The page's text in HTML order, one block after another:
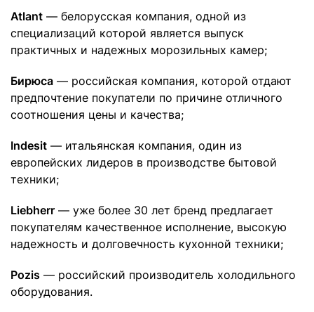
Atlant — белорусская компания, одной из
специализаций которой является выпуск
практичных и надежных морозильных камер;
Бирюса — российская компания, которой отдают
предпочтение покупатели по причине отличного
соотношения цены и качества;
Indesit — итальянская компания, один из
европейских лидеров в производстве бытовой
техники;
Liebherr — уже более 30 лет бренд предлагает
покупателям качественное исполнение, высокую
надежность и долговечность кухонной техники;
Pozis — российский производитель холодильного
оборудования.